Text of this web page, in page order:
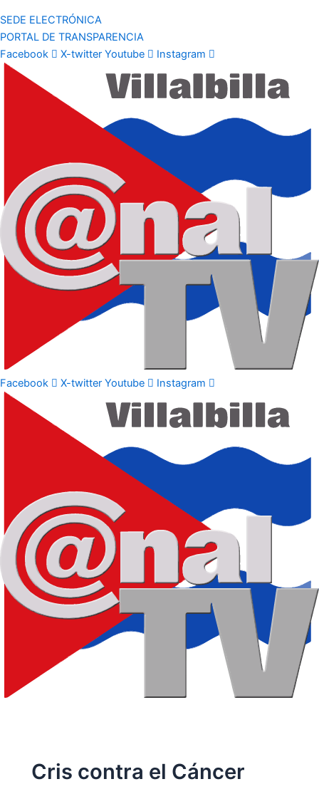
SEDE ELECTRÓNICA
PORTAL DE TRANSPARENCIA
Facebook
X-twitter Youtube Instagram
Facebook X-twitter Youtube Instagram
Cris contra el Cáncer